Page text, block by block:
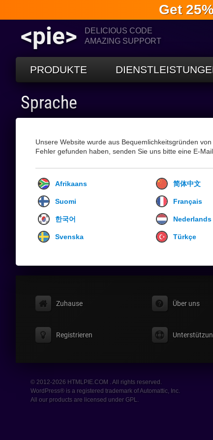
Get
<pie>
DELICIOUS CODE
AMAZING SUPPORT
PRODUKTE
Sprache
Unsere Website wurde aus Bequemlichkeitsgründen
Fehler gefunden haben, senden Sie uns bitte eine E-
Afrikaans 简体中文
Suomi Français
한국어 Nederlands
Svenska Türkçe
Zuhause Über uns
Registrieren
© 2012-2026 HTMLPIE.COM . All rights reserved.
WordPress® is a registered trademark of Automattic, Inc.
All our products are licensed under GPL.